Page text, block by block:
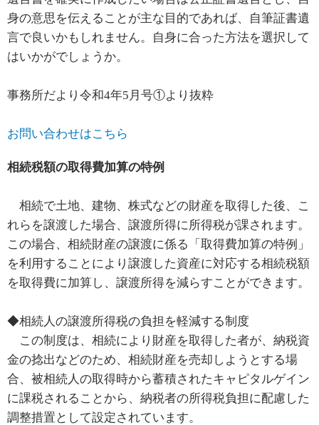
身の意思を伝えることが主な目的であれば、自筆証書遺
言で良いかもしれません。自身に合った方法を選択して
はいかがでしょうか。
事務所だより令和4年5月号①より抜粋
お問い合わせはこちら
相続税額の取得費加算の特例
相続で土地、建物、株式などの財産を取得した後、こ
れらを譲渡した場合、譲渡所得に所得税が課されます。
この場合、相続財産の譲渡に係る「取得費加算の特例」
を利用することにより譲渡した資産に対応する相続税額
を取得費に加算し、譲渡所得を減らすことができます。
◆相続人の譲渡所得税の負担を軽減する制度
この制度は、相続により財産を取得した者が、納税資
金の捻出などのため、相続財産を売却しようとする場
合、被相続人の取得時から蓄積されたキャピタルゲイン
に課税されることから、納税者の所得税負担に配慮した
調整措置として設定されています。